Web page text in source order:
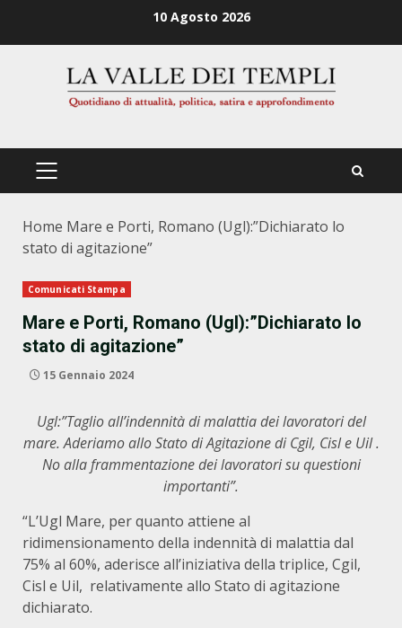
10 Agosto 2026
PRIMÄRES
Home Mare e Porti, Romano (Ugl):”Dichiarato lo
stato di agitazione”
Comunicati Stampa
Mare e Porti, Romano (Ugl):”Dichiarato lo
stato di agitazione”
15 Gennaio 2024
Ugl:”Taglio all’indennità di malattia dei lavoratori del
mare. Aderiamo allo Stato di Agitazione di Cgil, Cisl e Uil .
No alla frammentazione dei lavoratori su questioni
importanti”.
“L’Ugl Mare, per quanto attiene al
ridimensionamento della indennità di malattia dal
75% al 60%, aderisce all’iniziativa della triplice, Cgil,
Cisl e Uil, relativamente allo Stato di agitazione
dichiarato.